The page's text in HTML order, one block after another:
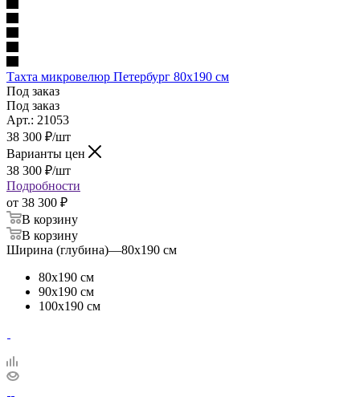
Тахта микровелюр Петербург 80х190 см
Под заказ
Под заказ
Арт.: 21053
38 300 ₽/шт
Варианты цен
38 300 ₽/шт
Подробности
от 38 300 ₽
В корзину
В корзину
Ширина (глубина)—80х190 см
80х190 см
90х190 см
100х190 см